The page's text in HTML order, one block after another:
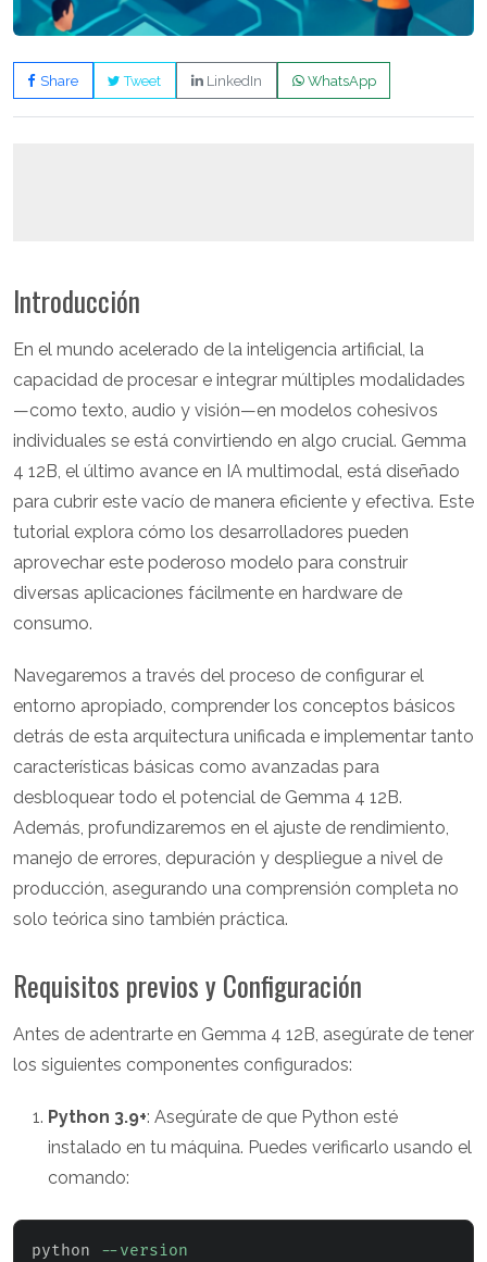
Share Tweet LinkedIn WhatsApp
Introducción
En el mundo acelerado de la inteligencia artificial, la
capacidad de procesar e integrar múltiples modalidades
—como texto, audio y visión—en modelos cohesivos
individuales se está convirtiendo en algo crucial. Gemma
4 12B, el último avance en IA multimodal, está diseñado
para cubrir este vacío de manera eficiente y efectiva. Este
tutorial explora cómo los desarrolladores pueden
aprovechar este poderoso modelo para construir
diversas aplicaciones fácilmente en hardware de
consumo.
Navegaremos a través del proceso de configurar el
entorno apropiado, comprender los conceptos básicos
detrás de esta arquitectura unificada e implementar tanto
características básicas como avanzadas para
desbloquear todo el potencial de Gemma 4 12B.
Además, profundizaremos en el ajuste de rendimiento,
manejo de errores, depuración y despliegue a nivel de
producción, asegurando una comprensión completa no
solo teórica sino también práctica.
Requisitos previos y Configuración
Antes de adentrarte en Gemma 4 12B, asegúrate de tener
los siguientes componentes configurados:
Python 3.9+: Asegúrate de que Python esté
instalado en tu máquina. Puedes verificarlo usando el
comando:
python --version